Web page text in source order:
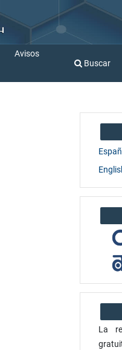
Avisos
Buscar
La